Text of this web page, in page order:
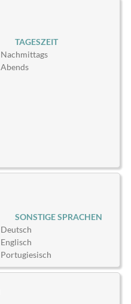
TAGESZEIT
Nachmittags
Abends
SONSTIGE SPRACHEN
Deutsch
Englisch
Portugiesisch